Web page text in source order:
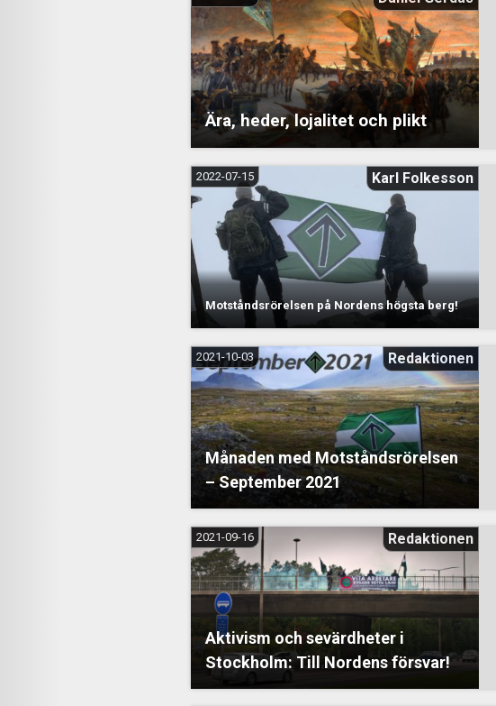
Ära, heder, lojalitet och plikt
Motståndsrörelsen på Nordens högsta berg!
2022-07-15
Karl Folkesson
Månaden med Motståndsrörelsen
– September 2021
2021-10-03
Redaktionen
Aktivism och sevärdheter i
Stockholm: Till Nordens försvar!
2021-09-16
Redaktionen